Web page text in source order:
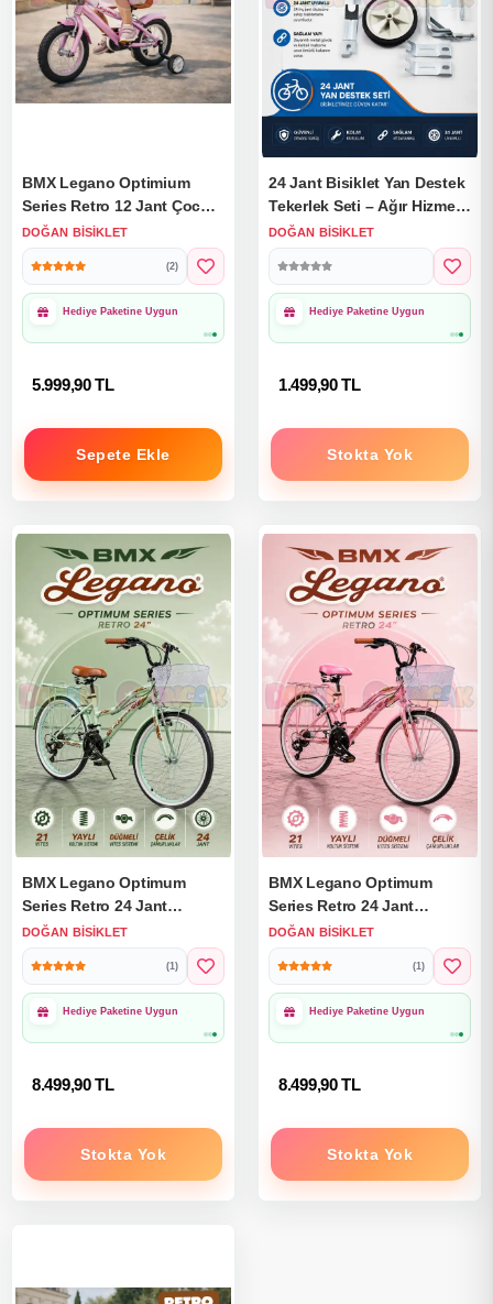
BMX Legano Optimium
Series Retro 12 Jant Çocuk
Bisikleti Pembe - Legano 12
Jant Bisiklet Retro BMX
Bisiklet
DOĞAN BISIKLET
(2)
Hediye Paketine Uygun
5.999,90 TL
Sepete Ekle
24 Jant Bisiklet Yan Destek
Tekerlek Seti – Ağır Hizmet
Tipi Çocuk Bisikleti Denge
Destek Aparatı
DOĞAN BISIKLET
Hediye Paketine Uygun
1.499,90 TL
Stokta Yok
BMX Legano Optimum
Series Retro 24 Jant
Bisiklet Yeşil - 21 Vites 24
Jant Bisiklet
DOĞAN BISIKLET
(1)
Hediye Paketine Uygun
8.499,90 TL
Stokta Yok
BMX Legano Optimum
Series Retro 24 Jant
Bisiklet Pembe - 21 Vites 24
Jant Bisiklet
DOĞAN BISIKLET
(1)
Hediye Paketine Uygun
8.499,90 TL
Stokta Yok